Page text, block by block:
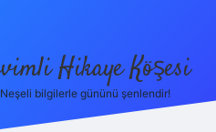
Hikaye Köşesi
Neşeli bilgilerle gününü şenlendir!